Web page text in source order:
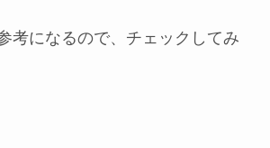
考になるので、チェックしてみ